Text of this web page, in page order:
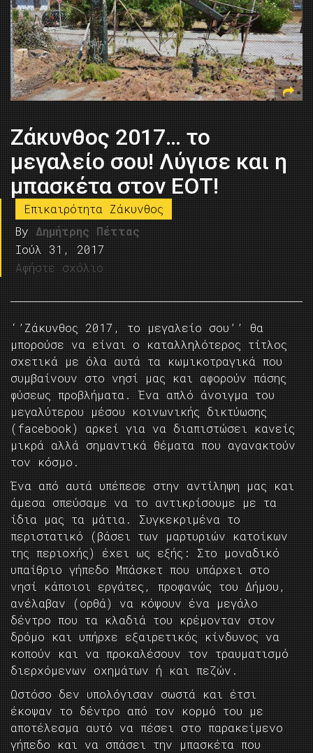
Ζάκυνθος 2017… το
μεγαλείο σου! Λύγισε και η
μπασκέτα στον ΕΟΤ!
Επικαιρότητα Ζάκυνθος
By Δημήτρης Πέττας
Ιούλ 31, 2017
Αφήστε σχόλιο
‘’Ζάκυνθος 2017, το μεγαλείο σου’’ θα
μπορούσε να είναι ο καταλληλότερος τίτλος
σχετικά με όλα αυτά τα κωμικοτραγικά που
συμβαίνουν στο νησί μας και αφορούν πάσης
φύσεως προβλήματα. Ένα απλό άνοιγμα του
μεγαλύτερου μέσου κοινωνικής δικτύωσης
(facebook) αρκεί για να διαπιστώσει κανείς
μικρά αλλά σημαντικά θέματα που αγανακτούν
τον κόσμο.
Ένα από αυτά υπέπεσε στην αντίληψη μας και
άμεσα σπεύσαμε να το αντικρίσουμε με τα
ίδια μας τα μάτια. Συγκεκριμένα το
περιστατικό (βάσει των μαρτυριών κατοίκων
της περιοχής) έχει ως εξής: Στο μοναδικό
υπαίθριο γήπεδο Μπάσκετ που υπάρχει στο
νησί κάποιοι εργάτες, προφανώς του Δήμου,
ανέλαβαν (ορθά) να κόψουν ένα μεγάλο
δέντρο που τα κλαδιά του κρέμονταν στον
δρόμο και υπήρχε εξαιρετικός κίνδυνος να
κοπούν και να προκαλέσουν τον τραυματισμό
διερχόμενων οχημάτων ή και πεζών.
Ωστόσο δεν υπολόγισαν σωστά και έτσι
έκοψαν το δέντρο από τον κορμό του με
αποτέλεσμα αυτό να πέσει στο παρακείμενο
γήπεδο και να σπάσει την μπασκέτα που